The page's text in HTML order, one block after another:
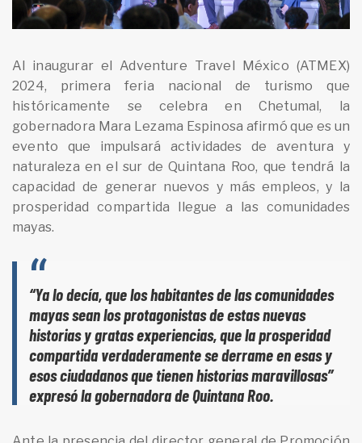
Al inaugurar el Adventure Travel México (ATMEX)
2024, primera feria nacional de turismo que
históricamente se celebra en Chetumal, la
gobernadora Mara Lezama Espinosa afirmó que es un
evento que impulsará actividades de aventura y
naturaleza en el sur de Quintana Roo, que tendrá la
capacidad de generar nuevos y más empleos, y la
prosperidad compartida llegue a las comunidades
mayas.
“Ya lo decía, que los habitantes de las comunidades
mayas sean los protagonistas de estas nuevas
historias y gratas experiencias, que la prosperidad
compartida verdaderamente se derrame en esas y
esos ciudadanos que tienen historias maravillosas”
expresó la gobernadora de Quintana Roo.